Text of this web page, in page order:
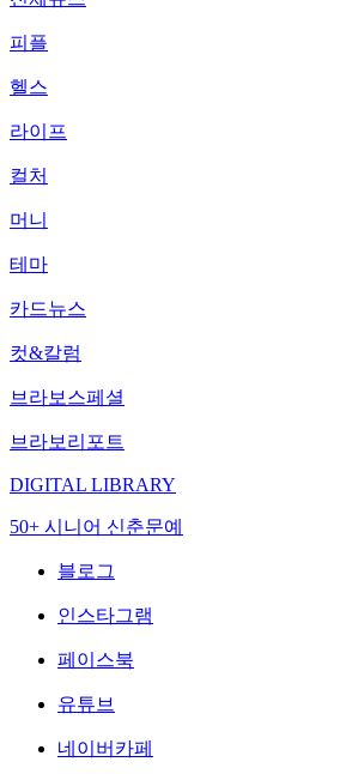
피플
헬스
라이프
컬처
머니
테마
카드뉴스
컷&칼럼
브라보스페셜
브라보리포트
DIGITAL LIBRARY
50+ 시니어 신춘문예
블로그
인스타그램
페이스북
유튜브
네이버카페